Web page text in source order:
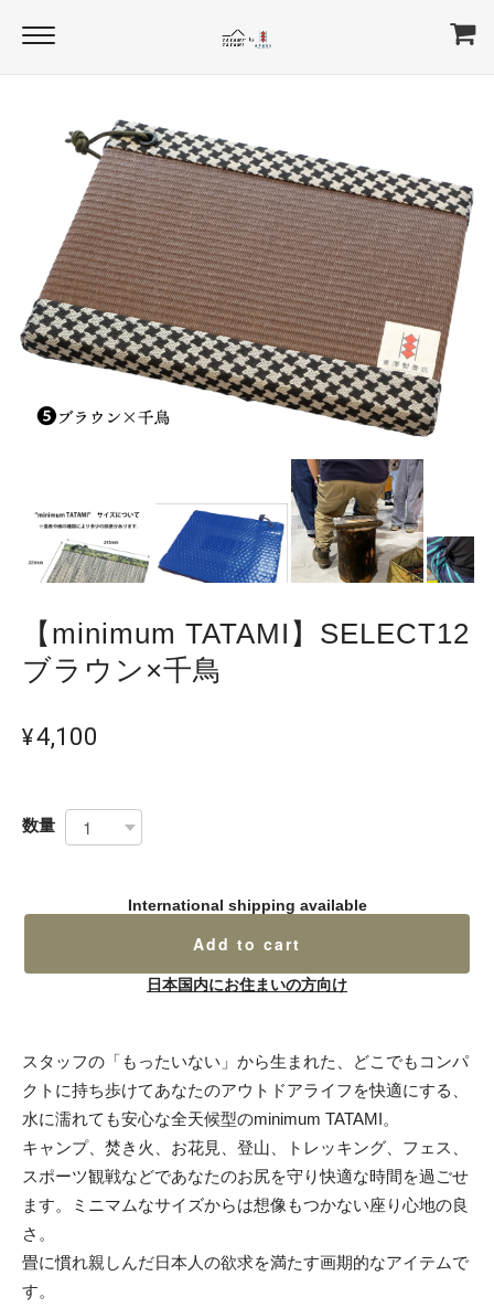
【minimum TATAMI】SELECT12
ブラウン×千鳥
¥4,100
数量
International shipping available
Add to cart
日本国内にお住まいの方向け
スタッフの「もったいない」から生まれた、どこでもコンパ
クトに持ち歩けてあなたのアウトドアライフを快適にする、
水に濡れても安心な全天候型のminimum TATAMI。
キャンプ、焚き火、お花見、登山、トレッキング、フェス、
スポーツ観戦などであなたのお尻を守り快適な時間を過ごせ
ます。ミニマムなサイズからは想像もつかない座り心地の良
さ。
畳に慣れ親しんだ日本人の欲求を満たす画期的なアイテムで
す。